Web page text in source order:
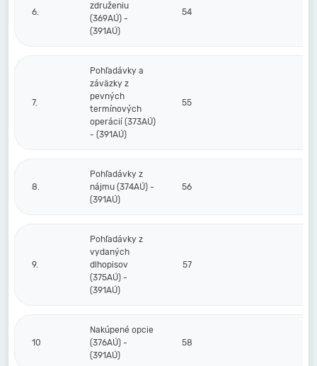
6.
združeniu
(369AÚ) -
(391AÚ)
54
7.
Pohľadávky a
záväzky z
pevných
termínových
operácií (373AÚ)
- (391AÚ)
55
8.
Pohľadávky z
nájmu (374AÚ) -
(391AÚ)
56
9.
Pohľadávky z
vydaných
dlhopisov
(375AÚ) -
(391AÚ)
57
10
Nakúpené opcie
(376AÚ) -
(391AÚ)
58